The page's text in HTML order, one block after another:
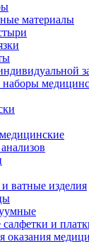
материалы
наборы
ватные изделия
и
оказания